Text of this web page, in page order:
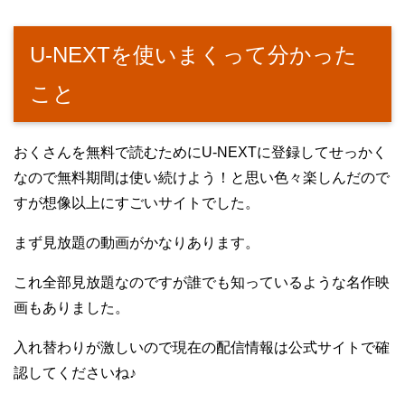
U-NEXTを使いまくって分かった
こと
おくさんを無料で読むためにU-NEXTに登録してせっかく
なので無料期間は使い続けよう！と思い色々楽しんだので
すが想像以上にすごいサイトでした。
まず見放題の動画がかなりあります。
これ全部見放題なのですが誰でも知っているような名作映
画もありました。
入れ替わりが激しいので現在の配信情報は公式サイトで確
認してくださいね♪